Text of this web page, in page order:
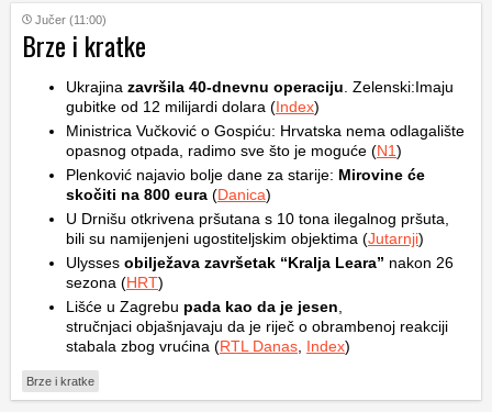
Jučer (11:00)
Brze i kratke
Ukrajina završila 40-dnevnu operaciju . Zelenski:Imaju
gubitke od 12 milijardi dolara (Index)
Ministrica Vučković o Gospiću: Hrvatska nema odlagalište
opasnog otpada, radimo sve što je moguće (N1)
Plenković najavio bolje dane za starije: Mirovine će
skočiti na 800 eura (Danica)
U Drnišu otkrivena pršutana s 10 tona ilegalnog pršuta,
bili su namijenjeni ugostiteljskim objektima (Jutarnji)
Ulysses obilježava završetak “Kralja Leara” nakon 26
sezona (HRT)
Lišće u Zagrebu pada kao da je jesen
stručnjaci objašnjavaju da je riječ o obrambenoj reakciji
stabala zbog vrućina (RTL Danas Index)
Brze i kratke